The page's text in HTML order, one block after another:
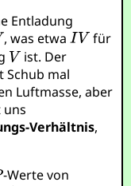
Entladung
, was etwa
für
ist. Der
Schub mal
Luftmasse, aber
Verhältnis,
-Werte von